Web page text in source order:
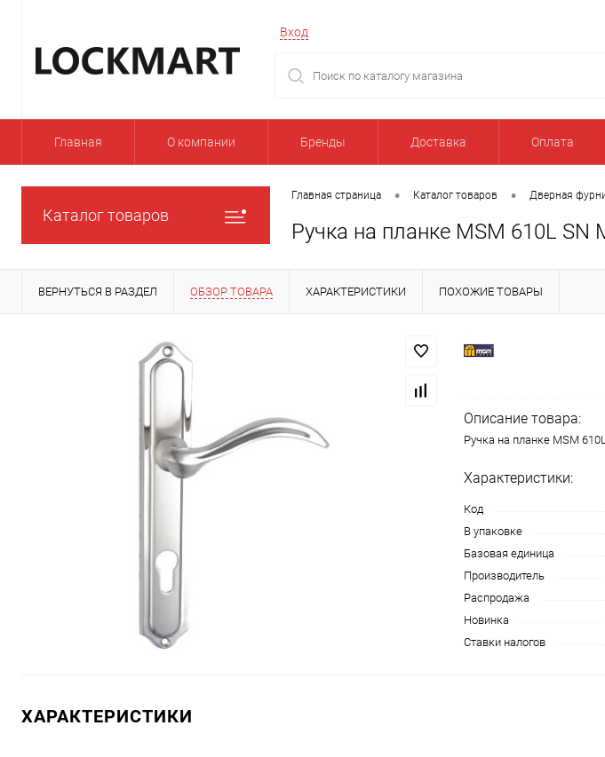
Вход
Главная О компании Бренды Доставка Оплата
Каталог товаров
Главная страница • Каталог товаров • Дверная
Ручка на планке MSM 610L SN
ВЕРНУТЬСЯ В РАЗДЕЛ ОБЗОР ТОВАРА ХАРАКТЕРИСТИКИ ПОХОЖИЕ ТОВАРЫ
Описание товара:
Ручка на планке MSM
Характеристики:
Код
В упаковке
Базовая единица
Производитель
Распродажа
Новинка
Ставки налогов
ХАРАКТЕРИСТИКИ